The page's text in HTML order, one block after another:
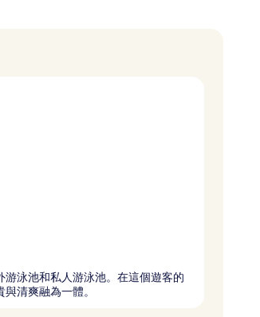
游泳池和私人游泳池。在這個遊客的
清爽融為一體。